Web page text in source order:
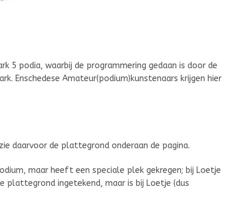
5 podia, waarbij de programmering gedaan is door de
Enschedese Amateur(podium)kunstenaars krijgen hier
daarvoor de plattegrond onderaan de pagina.
maar heeft een speciale plek gekregen; bij Loetje
ingetekend, maar is bij Loetje (dus